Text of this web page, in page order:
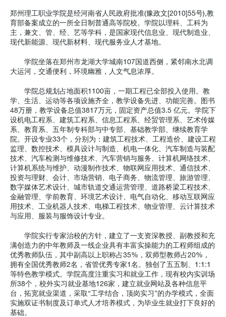
郑州理工职业学院是经河南省人民政府批准(豫政文[2010]55号),教
育部备案成立的一所全日制普通高等院校。学院以理科、工科为
主，兼文、管、经、艺等学科，是国家现代信息业、现代制造业、
现代新能源、现代新材料、现代服务业人才基地。
学院坐落在郑州市龙湖大学城南107国道西侧，紧邻南水北调
大运河，交通便利，环境幽雅，人文气息浓厚。
学院总规划占地面积1100亩，一期工程已全部投入使用。教
学、生活、运动等各项设施齐全，教学设备先进、功能完善。图书
48万册，教学设备总值3817万元，固定资产总值3.5 亿元。学院下
设机电工程系、建筑工程系、信息工程系、经贸管理系、艺术传媒
系、教育系、五年制专科部与中专部、基础教学部、继续教育学
院。开设专业33个，分别为：建筑工程技术、工程造价、建设工程
监理、数控技术、模具设计与制造、机电一体化、汽车制造与装配
技术、汽车检测与维修技术、汽车营销与服务、计算机网络技术、
计算机系统与维护、动漫制作技术、物联网应用技术、通信技术、
投资与理财、会计、市场营销、电子商务、物流管理、旅游管理、
数字媒体艺术设计、城市轨道交通运营管理、道路桥梁工程技术、
金融管理、学前教育、环境艺术设计、电气自动化、移动互联网应
用技术、工业机器人技术、电梯工程技术、物业管理、云计算技术
与应用、服装与服饰设计专业。
学院实行专家治校的方针，建立了一支资深教授、副教授和充
满创造力的中年教师及一线企业具有丰富实操能力的工程师组成的
优秀教师队伍，其中副高以上职称占35%，双师型教师占20%，
拥有全国优秀教师2名，省管优秀专家1名。独创了五五制、1:1:1
等特色教学模式。学院高度注重实习和就业工作，现有校内实训场
所38个，校外实习就业基地126家，建立就业网站及各种信息平
台，拓宽就业渠道，采取“工学结合，顶岗实习”的办学模式，全面
实施双证书制度及订单式人才培养模式，为毕业生就业打下良好的
基础。